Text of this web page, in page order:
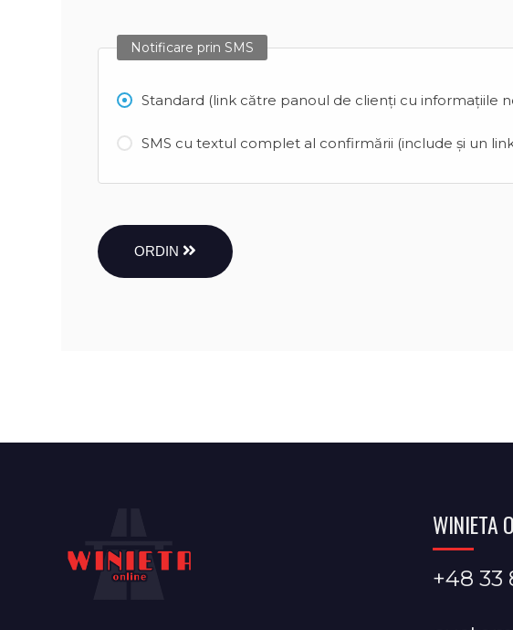
Notificare prin SMS
Standard (link către panoul de clienți cu informațiile
SMS cu textul complet al confirmării (include și un
ORDIN
WINIETA
+48 33